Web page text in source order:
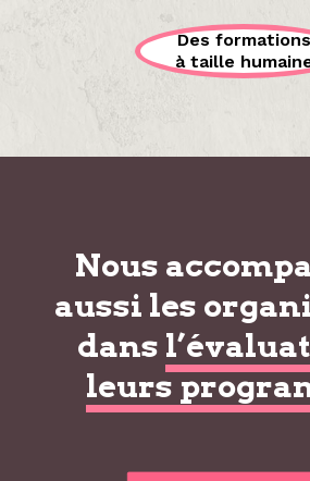
Des formations
à taille
Nous
aussi les
dans
leurs